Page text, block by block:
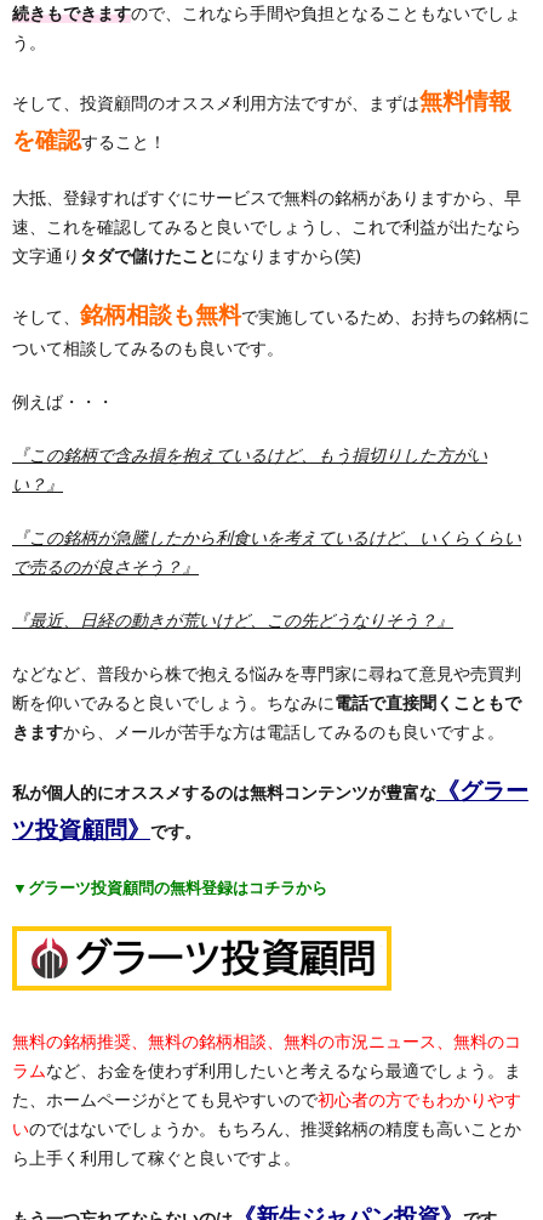
続きもできますので、これなら手間や負担となることもないでしょ
う。
そして、投資顧問のオススメ利用方法ですが、まずは無料情報
を確認すること！
大抵、登録すればすぐにサービスで無料の銘柄がありますから、早
速、これを確認してみると良いでしょうし、これで利益が出たなら
文字通り タダで儲けたことになりますから(笑)
そして、 銘柄相談も無料で実施しているため、お持ちの銘柄に
ついて相談してみるのも良いです。
例えば・・・
『この銘柄で含み損を抱えているけど、もう損切りした方がい
い？』
『この銘柄が急騰したから利食いを考えているけど、いくらくらい
で売るのが良さそう？』
『最近、日経の動きが荒いけど、この先どうなりそう？』
などなど、普段から株で抱える悩みを専門家に尋ねて意見や売買判
断を仰いでみると良いでしょう。ちなみに電話で直接聞くこともで
きますから、メールが苦手な方は電話してみるのも良いですよ。
私が個人的にオススメするのは無料コンテンツが豊富な 《グラー
ツ投資顧問》 です。
▼グラーツ投資顧問の無料登録はコチラから
無料の銘柄推奨、無料の銘柄相談、無料の市況ニュース、無料のコ
ラムなど、お金を使わず利用したいと考えるなら最適でしょう。ま
た、ホームページがとても見やすいので初心者の方でもわかりやす
いのではないでしょうか。もちろん、推奨銘柄の精度も高いことか
ら上手く利用して稼ぐと良いですよ。